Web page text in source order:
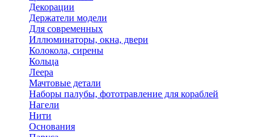
Декорации
Держатели модели
Для современных
Иллюминаторы, окна, двери
Колокола, сирены
Кольца
Леера
Мачтовые детали
Наборы палубы, фототравление для кораблей
Нагели
Нити
Основания